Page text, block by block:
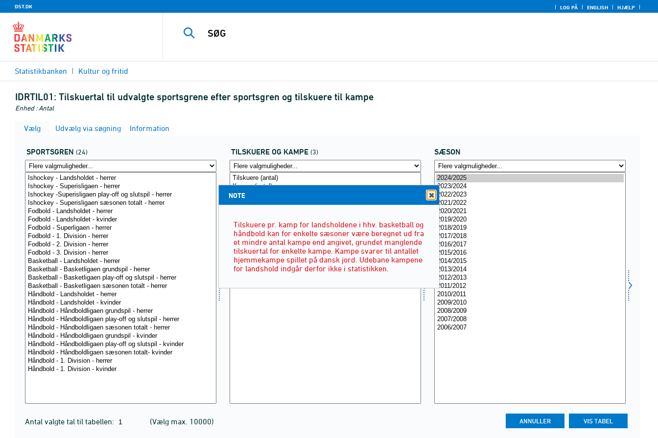
DST.DK LOG PÅ ENGLISH HJÆLP
Statistikbanken Kultur og fritid
IDRTIL01: Tilskuertal til udvalgte sportsgrene efter sportsgren og tilskuere til kampe
Enhed : Antal
Vælg Udvælg via søgning Information
SPORTSGREN (24) TILSKUERE OG KAMPE (3) SÆSON
Antal valgte tal til tabellen: (Vælg max. 10000)
NOTE
Tilskuere pr. kamp for landsholdene i hhv. basketball og
håndbold kan for enkelte sæsoner være beregnet ud fra
et mindre antal kampe end angivet, grundet manglende
tilskuertal for enkelte kampe. Kampe svarer til antallet
hjemmekampe spillet på dansk jord. Udebane kampene
for landshold indgår derfor ikke i statistikken.